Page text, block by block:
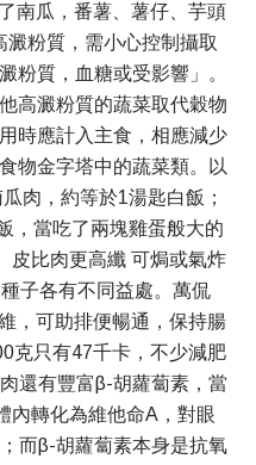
南瓜，番薯、薯仔、芋頭
粉質，需小心控制攝取
粉質，血糖或受影響」。
高澱粉質的蔬菜取代穀物
時應計入主食，相應減少
物金字塔中的蔬菜類。以
肉，約等於1湯匙白飯；
，當吃了兩塊雞蛋般大的
皮比肉更高纖 可焗或氣炸
子各有不同益處。萬侃
，可助排便暢通，保持腸
克只有47千卡，不少減肥
還有豐富β-胡蘿蔔素，當
內轉化為維他命A，對眼
而β-胡蘿蔔素本身是抗氧